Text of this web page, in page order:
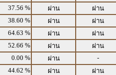
37.56 % ผ่าน ผ่าน
38.60 % ผ่าน ผ่าน
64.63 % ผ่าน ผ่าน
52.66 % ผ่าน ผ่าน
0.00 % ผ่าน -
44.62 % ผ่าน ผ่าน